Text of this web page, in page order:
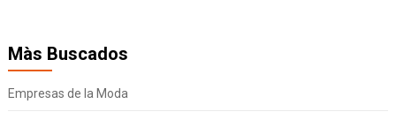
Màs Buscados
Empresas de la Moda